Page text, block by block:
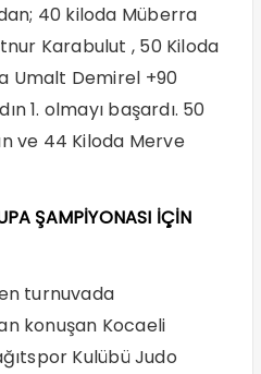
40 kiloda Müberra
Karabulut , 50 Kiloda
Umalt Demirel +90
1. olmayı başardı. 50
ve 44 Kiloda Merve
ŞAMPİYONASI İÇİN
turnuvada
konuşan Kocaeli
Kulübü Judo